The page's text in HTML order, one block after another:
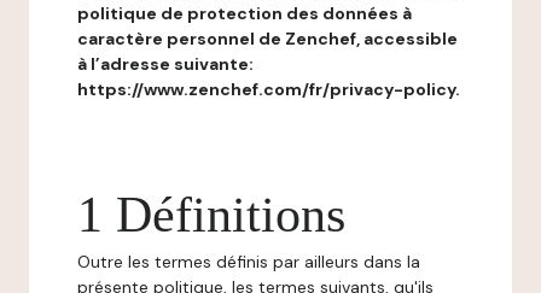
politique de protection des données à
caractère personnel de Zenchef, accessible
à l’adresse suivante:
https://www.zenchef.com/fr/privacy-policy.
1 Définitions
Outre les termes définis par ailleurs dans la
présente politique, les termes suivants, qu'ils